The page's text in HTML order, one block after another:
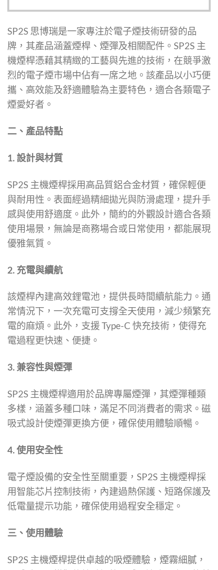
品
多
種
款
式。
可
選
擇
選
項
SP2S 思博瑞是一家專注於電子煙技術研發的品
牌，其產品涵蓋煙桿、煙彈及相關配件。SP2S 主
機煙桿憑藉其精緻的工藝與先進的技術，在競爭激
烈的電子煙市場中佔有一席之地。該產品以小巧便
攜、高效能及舒適體驗為主要特色，適合各類電子
煙愛好者。
二、產品特點
1. 設計與材質
SP2S 主機煙桿採用高品質鋁合金材質，確保輕便
與耐用性。表面經過精細拋光與防滑處理，提升手
感與使用舒適度。此外，簡約的外觀設計適合各類
使用場景，無論是商務場合或日常使用，都能展現
優雅氣質。
2. 充電與續航
該煙桿內建高效鋰電池，提供長時間續航能力。通
常情況下，一次充電可支撐全天使用，減少頻繁充
電的麻煩。此外，支援 Type-C 快充技術，使得充
電過程更快速、便捷。
3. 兼容性與煙彈
SP2S 主機煙桿適用於品牌專屬煙彈，其煙彈種類
多樣，涵蓋多種口味，滿足不同消費者的需求。磁
吸式設計使煙彈更換方便，確保使用體驗順暢。
4. 使用安全性
電子煙設備的安全性至關重要，SP2S 主機煙桿採
用智能芯片控制技術，內建過熱保護、短路保護及
低電量提示功能，確保使用過程安全穩定。
三、使用體驗
SP2S 主機煙桿提供卓越的吸煙體驗，煙霧細膩，